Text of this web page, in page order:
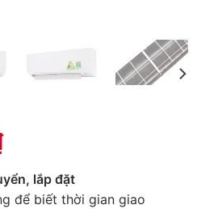
lắp đặt
để biết thời gian giao